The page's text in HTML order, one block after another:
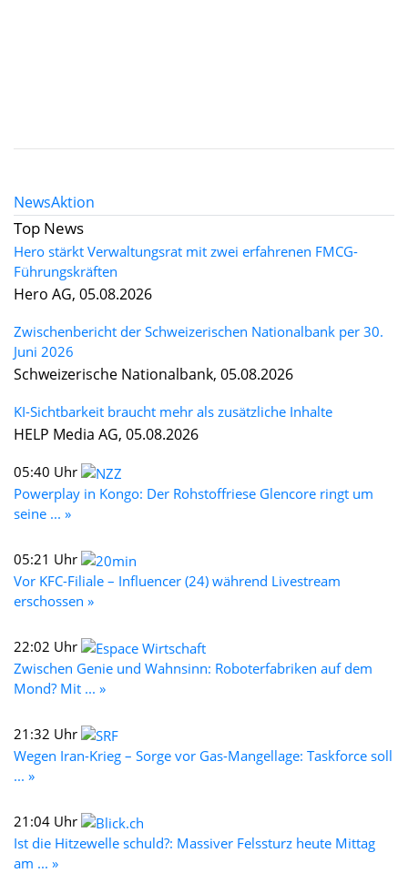
NewsAktion
Top News
Hero stärkt Verwaltungsrat mit zwei erfahrenen FMCG-
Führungskräften
Hero AG, 05.08.2026
Zwischenbericht der Schweizerischen Nationalbank per 30.
Juni 2026
Schweizerische Nationalbank, 05.08.2026
KI-Sichtbarkeit braucht mehr als zusätzliche Inhalte
HELP Media AG, 05.08.2026
05:40 Uhr
Powerplay in Kongo: Der Rohstoffriese Glencore ringt um
seine ... »
05:21 Uhr
Vor KFC-Filiale – Influencer (24) während Livestream
erschossen »
22:02 Uhr
Zwischen Genie und Wahnsinn: Roboterfabriken auf dem
Mond? Mit ... »
21:32 Uhr
Wegen Iran-Krieg – Sorge vor Gas-Mangellage: Taskforce soll
... »
21:04 Uhr
Ist die Hitzewelle schuld?: Massiver Felssturz heute Mittag
am ... »